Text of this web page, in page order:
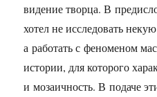
видение творца. В
хотел не исследовать
а работать с феноменом
истории, для которого
и мозаичность. В подаче